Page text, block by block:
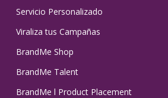
Servicio Personalizado
Viraliza tus Campañas
BrandMe Shop
BrandMe Talent
BrandMe l Product Placement